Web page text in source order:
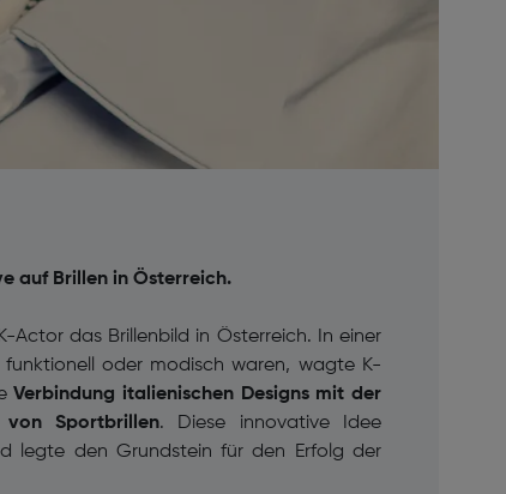
auf Brillen in Österreich.
Actor das Brillenbild in Österreich. In einer
funktionell oder modisch waren, wagte K-
Verbindung italienischen Designs mit der
von Sportbrillen. Diese innovative Idee
legte den Grundstein für den Erfolg der